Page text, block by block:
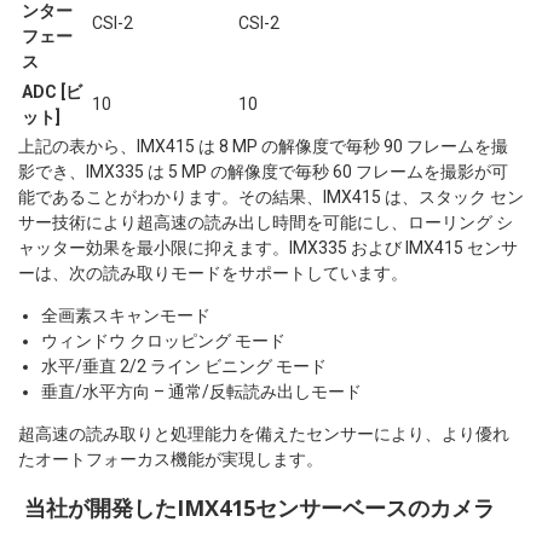
ンター
フェー
ス
CSI-2 CSI-2
ADC [ビ
ット]
10 10
上記の表から、IMX415 は 8 MP の解像度で毎秒 90 フレームを撮
影でき、IMX335 は 5 MP の解像度で毎秒 60 フレームを撮影が可
能であることがわかります。その結果、IMX415 は、スタック セン
サー技術により超高速の読み出し時間を可能にし、ローリング シ
ャッター効果を最小限に抑えます。IMX335 および IMX415 センサ
ーは、次の読み取りモードをサポートしています。
全画素スキャンモード
ウィンドウ クロッピング モード
水平/垂直 2/2 ライン ビニング モード
垂直/水平方向 – 通常/反転読み出しモード
超高速の読み取りと処理能力を備えたセンサーにより、より優れ
たオートフォーカス機能が実現します。
当社が開発したIMX415センサーベースのカメラ